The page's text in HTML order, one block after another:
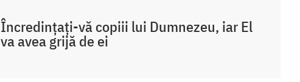
Încredințați-vă copiii lui Dumnezeu, iar El
va avea grijă de ei